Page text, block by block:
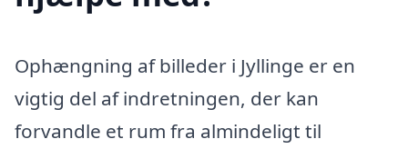
Ophængning af billeder i Jyllinge er en
vigtig del af indretningen, der kan
forvandle et rum fra almindeligt til